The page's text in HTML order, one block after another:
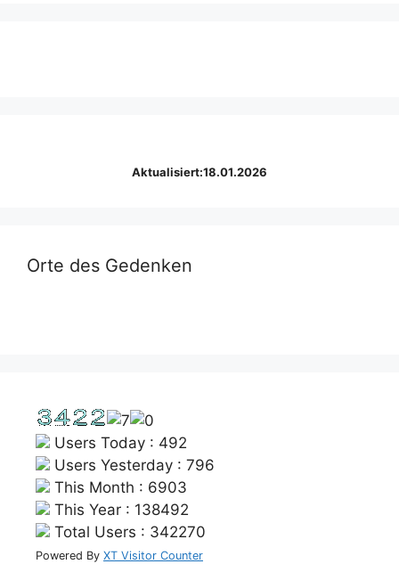
Aktualisiert:18.01.2026
Orte des Gedenken
Users Today : 492
Users Yesterday : 796
This Month : 6903
This Year : 138492
Total Users : 342270
Powered By XT Visitor Counter